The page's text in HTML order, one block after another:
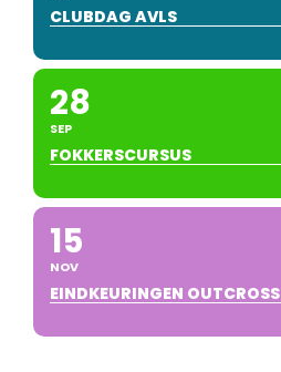
CLUBDAG AVLS
28
SEP
FOKKERSCURSUS
15
NOV
EINDKEURINGEN OUTCROSS